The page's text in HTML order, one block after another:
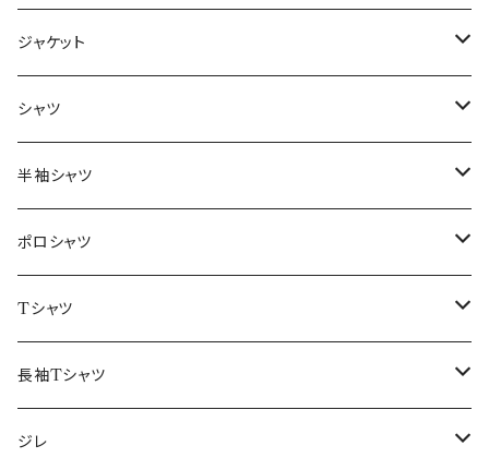
ジャケット
～44/S
46/M
48/L
50/XL～
シャツ
～44/S
46/M
48/L
50/XL～
半袖シャツ
～44/S
46/M
48/L
50/XL～
ポロシャツ
～44/S
46/M
48/L
Tシャツ
～44/S
46/M
長袖Tシャツ
～44/S
ジレ